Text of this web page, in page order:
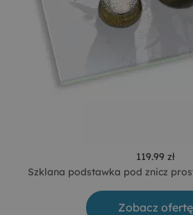
119.99 zł
Szklana podstawka pod znicz
Zobacz ofertę